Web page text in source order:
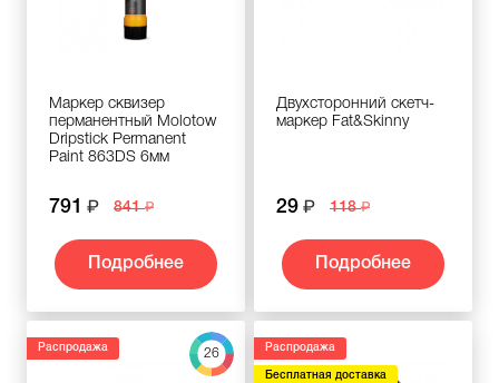
Маркер сквизер
перманентный Molotow
Dripstick Permanent
Paint 863DS 6мм
791 841
Подробнее
Двухсторонний скетч-
маркер Fat&Skinny
29 118
Подробнее
26
Распродажа Распродажа
Бесплатная доставка